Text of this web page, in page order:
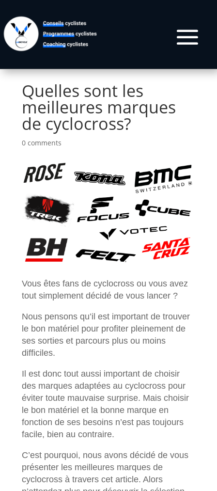
Quelles sont les
meilleures marques
de cyclocross?
0 comments
Vous êtes fans de cyclocross ou vous avez
tout simplement décidé de vous lancer ?
Nous pensons qu’il est important de trouver
le bon matériel pour profiter pleinement de
ses sorties et parcours plus ou moins
difficiles.
Il est donc tout aussi important de choisir
des marques adaptées au cyclocross pour
éviter toute mauvaise surprise. Mais choisir
le bon matériel et la bonne marque en
fonction de ses besoins n’est pas toujours
facile, bien au contraire.
C’est pourquoi, nous avons décidé de vous
présenter les meilleures marques de
cyclocross à travers cet article. Alors